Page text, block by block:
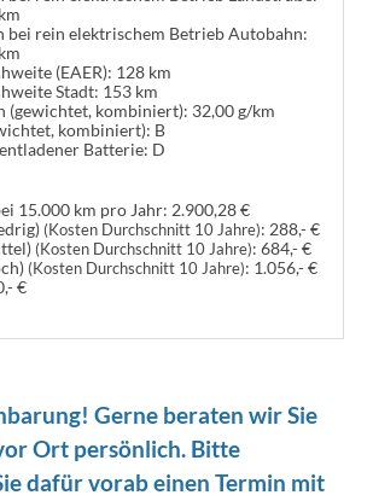
bei rein elektrischem Betrieb Autobahn:
(EAER): 128 km
Stadt: 153 km
(gewichtet, kombiniert): 32,00 g/km
kombiniert): B
Batterie: D
15.000 km pro Jahr: 2.900,28 €
(Kosten Durchschnitt 10 Jahre): 288,- €
(Kosten Durchschnitt 10 Jahre): 684,- €
(Kosten Durchschnitt 10 Jahre): 1.056,- €
€
Gerne beraten wir Sie
Ort persönlich. Bitte
dafür vorab einen Termin mit